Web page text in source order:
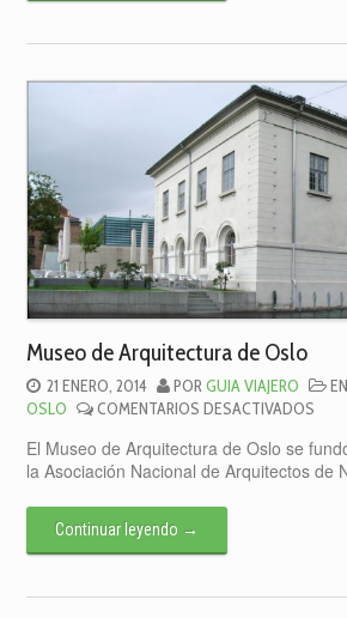
Museo de Arquitectura de Oslo
21 ENERO, 2014 PORGUIA VIAJERO
OSLO
COMENTARIOS DESACTIVADOS
DE
El Museo de Arquitectura de Oslo se
la Asociación Nacional de Arquitectos de
Continuar leyendo →